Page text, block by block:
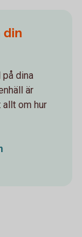
din
dina
är
om hur